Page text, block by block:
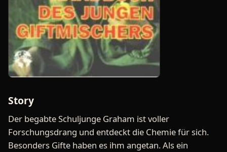
Story
Der begabte Schuljunge Graham ist voller
Forschungsdrang und entdeckt die Chemie für sich.
Besonders Gifte haben es ihm angetan. Als ein